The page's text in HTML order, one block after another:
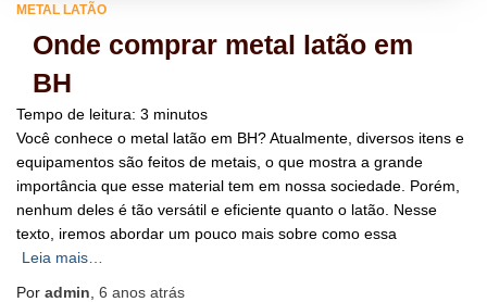
METAL LATÃO
Onde comprar metal latão em
BH
Tempo de leitura: 3 minutos
Você conhece o metal latão em BH? Atualmente, diversos itens e
equipamentos são feitos de metais, o que mostra a grande
importância que esse material tem em nossa sociedade. Porém,
nenhum deles é tão versátil e eficiente quanto o latão. Nesse
texto, iremos abordar um pouco mais sobre como essa
Leia mais…
Por admin 6 anos atrás